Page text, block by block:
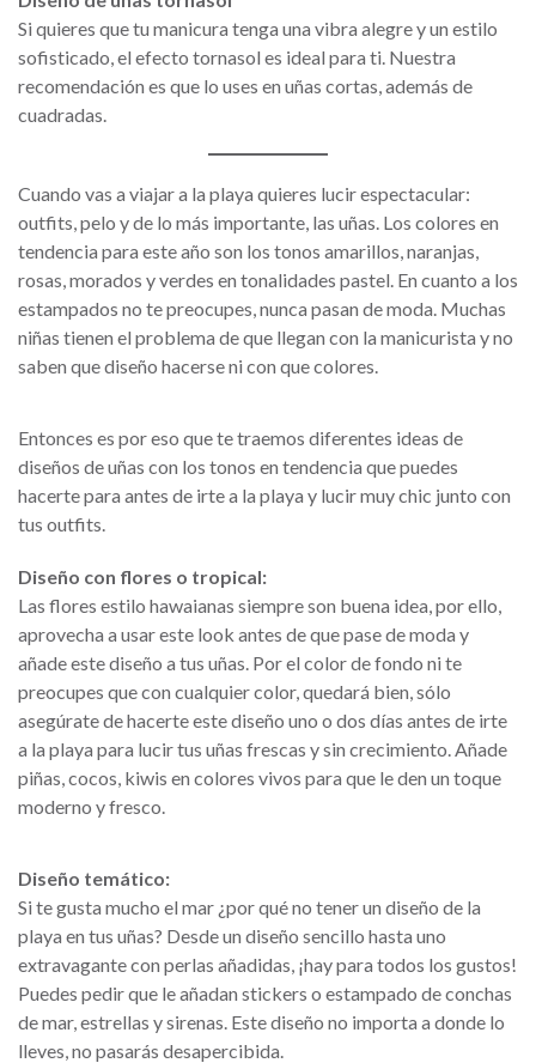
Si quieres que tu manicura tenga una vibra alegre y un estilo
sofisticado, el efecto tornasol es ideal para ti. Nuestra
recomendación es que lo uses en uñas cortas, además de
cuadradas.
Cuando vas a viajar a la playa quieres lucir espectacular:
outfits, pelo y de lo más importante, las uñas. Los colores en
tendencia para este año son los tonos amarillos, naranjas,
rosas, morados y verdes en tonalidades pastel. En cuanto a los
estampados no te preocupes, nunca pasan de moda. Muchas
niñas tienen el problema de que llegan con la manicurista y no
saben que diseño hacerse ni con que colores.
Entonces es por eso que te traemos diferentes ideas de
diseños de uñas con los tonos en tendencia que puedes
hacerte para antes de irte a la playa y lucir muy chic junto con
tus outfits.
Diseño con flores o tropical:
Las flores estilo hawaianas siempre son buena idea, por ello,
aprovecha a usar este look antes de que pase de moda y
añade este diseño a tus uñas. Por el color de fondo ni te
preocupes que con cualquier color, quedará bien, sólo
asegúrate de hacerte este diseño uno o dos días antes de irte
a la playa para lucir tus uñas frescas y sin crecimiento. Añade
piñas, cocos, kiwis en colores vivos para que le den un toque
moderno y fresco.
Diseño temático:
Si te gusta mucho el mar ¿por qué no tener un diseño de la
playa en tus uñas? Desde un diseño sencillo hasta uno
extravagante con perlas añadidas, ¡hay para todos los gustos!
Puedes pedir que le añadan stickers o estampado de conchas
de mar, estrellas y sirenas. Este diseño no importa a donde lo
lleves, no pasarás desapercibida.